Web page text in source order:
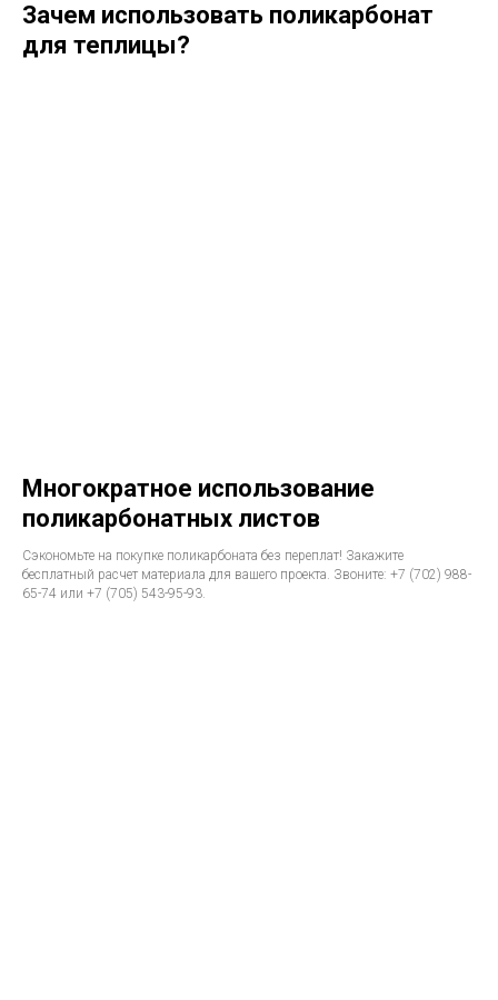
Зачем использовать поликарбонат
для теплицы?
Многократное использование
поликарбонатных листов
Сэкономьте на покупке поликарбоната без переплат! Закажите
бесплатный расчет материала для вашего проекта. Звоните: +7 (702) 988-
65-74 или +7 (705) 543-95-93.